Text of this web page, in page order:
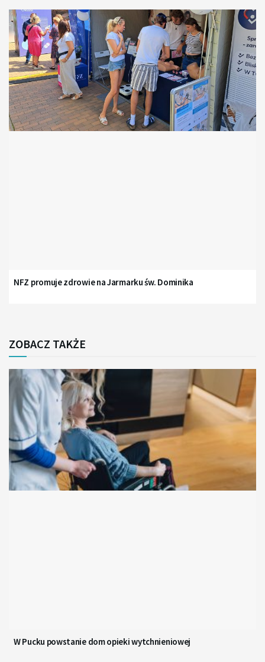
NFZ promuje zdrowie na Jarmarku św. Dominika
ZOBACZ TAKŻE
W Pucku powstanie dom opieki wytchnieniowej